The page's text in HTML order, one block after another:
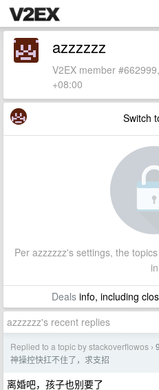
azzzzzz
V2EX member
+08:00
Switch
Per azzzzzz's settings, the
in
Dealsinfo, including
azzzzzz's recent replies
Replied to a topic by stackoverflowos ›
神操控快扛不住了，求支招
离婚吧，孩子也别要了